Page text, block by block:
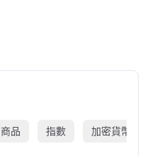
商品 指數 加密貨幣